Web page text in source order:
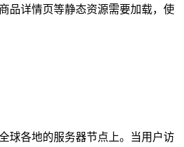
品详情页等静态资源需要加载，使
球各地的服务器节点上。当用户访